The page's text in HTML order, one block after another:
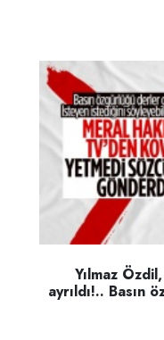
Yılmaz
ayrıldı!.. Basın